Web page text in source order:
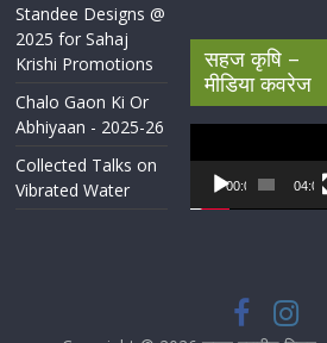
Standee Designs @
2025 for Sahaj
Krishi Promotions
Chalo Gaon Ki Or
Abhiyaan - 2025-26
Collected Talks on
Vibrated Water
सहज कृषि –
मीडिया कवरेज
Player
00:00 04:07